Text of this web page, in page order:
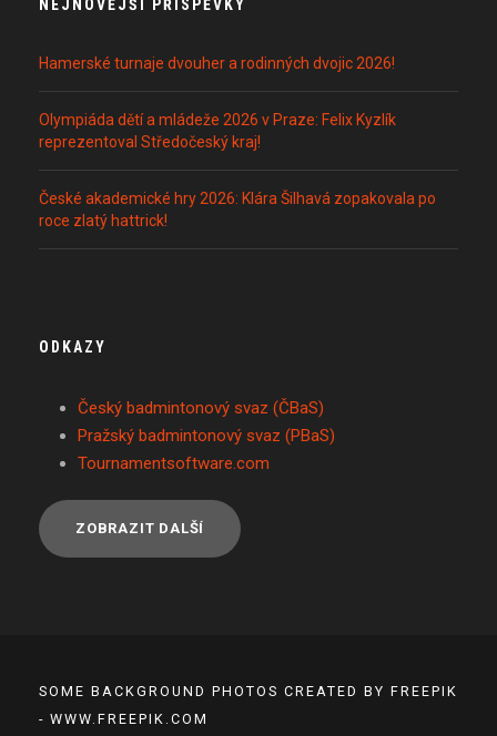
NEJNOVĚJŠÍ PŘÍSPĚVKY
Hamerské turnaje dvouher a rodinných dvojic 2026!
Olympiáda dětí a mládeže 2026 v Praze: Felix Kyzlík
reprezentoval Středočeský kraj!
České akademické hry 2026: Klára Šilhavá zopakovala po
roce zlatý hattrick!
ODKAZY
Český badmintonový svaz (ČBaS)
Pražský badmintonový svaz (PBaS)
Tournamentsoftware.com
ZOBRAZIT DALŠÍ
SOME BACKGROUND PHOTOS CREATED BY FREEPIK
- WWW.FREEPIK.COM